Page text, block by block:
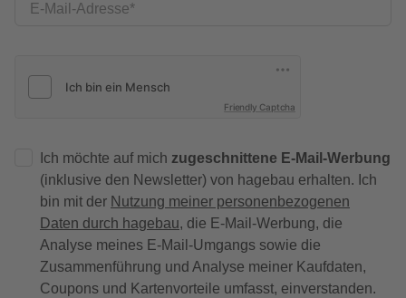
E-Mail-Adresse
Friendly Captcha
Ich möchte auf mich zugeschnittene E-Mail-Werbung
(inklusive den Newsletter) von hagebau erhalten. Ich
bin mit der Nutzung meiner personenbezogenen
Daten durch hagebau, die E-Mail-Werbung, die
Analyse meines E-Mail-Umgangs sowie die
Zusammenführung und Analyse meiner Kaufdaten,
Coupons und Kartenvorteile umfasst, einverstanden.